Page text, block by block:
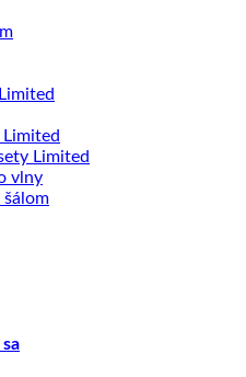
Limited
vlny
šálom